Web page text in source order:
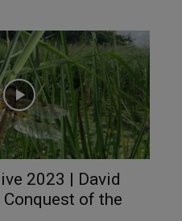
2023 | David
Conquest of the